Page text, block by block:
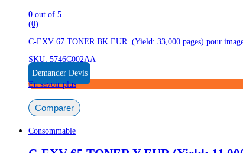
0 out of 5
(0)
C-EXV 67 TONER BK EUR (Yield: 33,000 pages) pour
SKU: 5746C002AA
Demander Devis
En savoir plus
Comparer
Consommable